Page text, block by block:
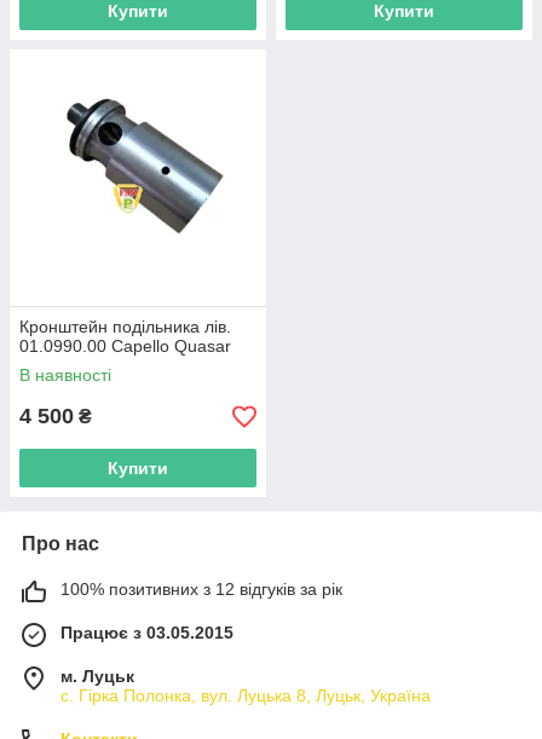
Купити Купити
Кронштейн подільника лів.
01.0990.00 Capello Quasar
В наявності
4 500 ₴
Купити
Про нас
100% позитивних з 12 відгуків за рік
Працює з 03.05.2015
м. Луцьк
с. Гірка Полонка, вул. Луцька 8, Луцьк, Україна